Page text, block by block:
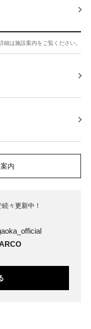
は施設案内をご覧ください。
内
々更新中！